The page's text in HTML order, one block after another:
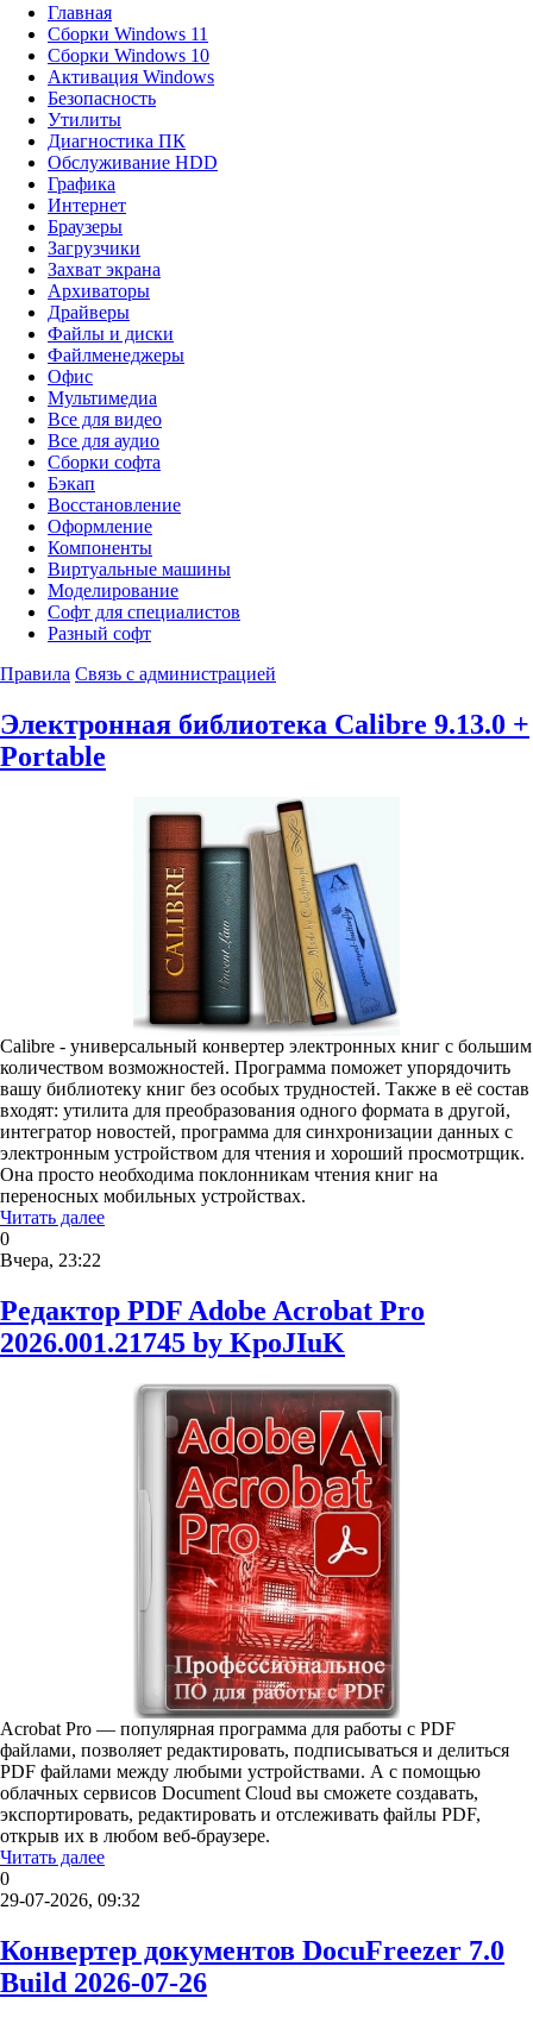
Главная
Сборки Windows 11
Сборки Windows 10
Активация Windows
Безопасность
Утилиты
Диагностика ПК
Обслуживание HDD
Графика
Интернет
Браузеры
Загрузчики
Захват экрана
Архиваторы
Драйверы
Файлы и диски
Файлменеджеры
Офис
Мультимедиа
Все для видео
Все для аудио
Сборки софта
Бэкап
Восстановление
Оформление
Компоненты
Виртуальные машины
Моделирование
Софт для специалистов
Разный софт
Правила Связь с администрацией
Электронная библиотека Calibre 9.13.0 +
Portable
Calibre - универсальный конвертер электронных книг с большим
количеством возможностей. Программа поможет упорядочить
вашу библиотеку книг без особых трудностей. Также в её состав
входят: утилита для преобразования одного формата в другой,
интегратор новостей, программа для синхронизации данных с
электронным устройством для чтения и хороший просмотрщик.
Она просто необходима поклонникам чтения книг на
переносных мобильных устройствах.
Читать далее
0
Вчера, 23:22
Редактор PDF Adobe Acrobat Pro
2026.001.21745 by KpoJIuK
Acrobat Pro — популярная программа для работы с PDF
файлами, позволяет редактировать, подписываться и делиться
PDF файлами между любыми устройствами. А с помощью
облачных сервисов Document Cloud вы сможете создавать,
экспортировать, редактировать и отслеживать файлы PDF,
открыв их в любом веб-браузере.
Читать далее
0
29-07-2026, 09:32
Конвертер документов DocuFreezer 7.0
Build 2026-07-26